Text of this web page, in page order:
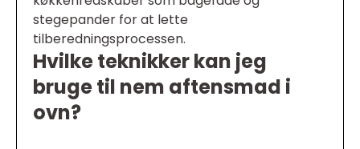
stegepander for at lette
tilberedningsprocessen.
Hvilke teknikker kan jeg
bruge til nem aftensmad i
ovn?